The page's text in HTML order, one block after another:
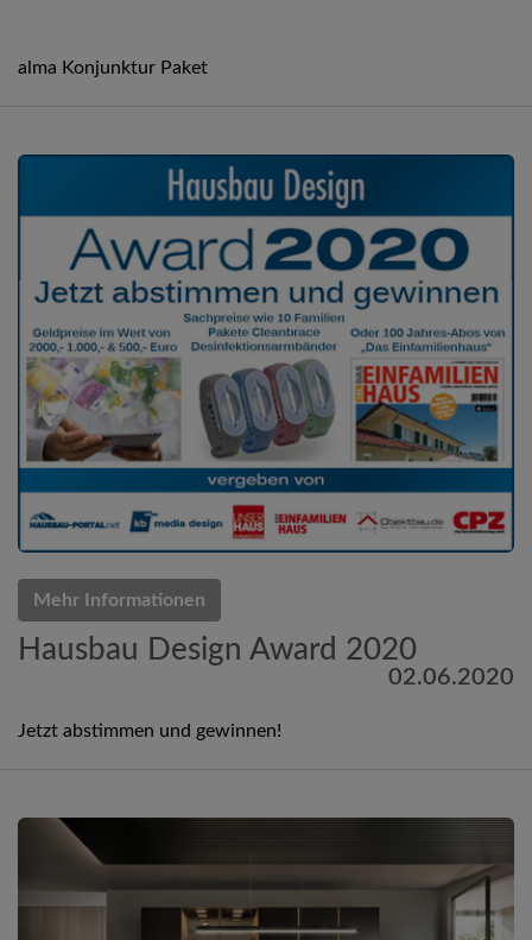
alma Konjunktur Paket
Mehr Informationen
Hausbau Design Award 2020
02.06.2020
Jetzt abstimmen und gewinnen!